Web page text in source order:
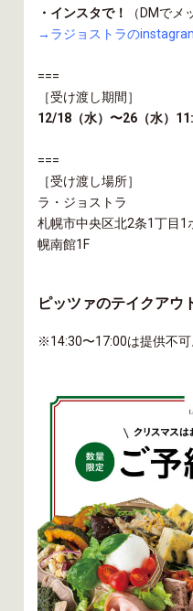
・インスタで！
（DMでメ
→ラジョストラの
===
［受け渡し期間］
12/18（水）〜26（水）
===
［受け渡し場所］
ラ・ジョストラ
札幌市中央区北2条1丁目1
幌南館1F
ピッツァのテイクアウ
※14:30〜17:00は提供不可